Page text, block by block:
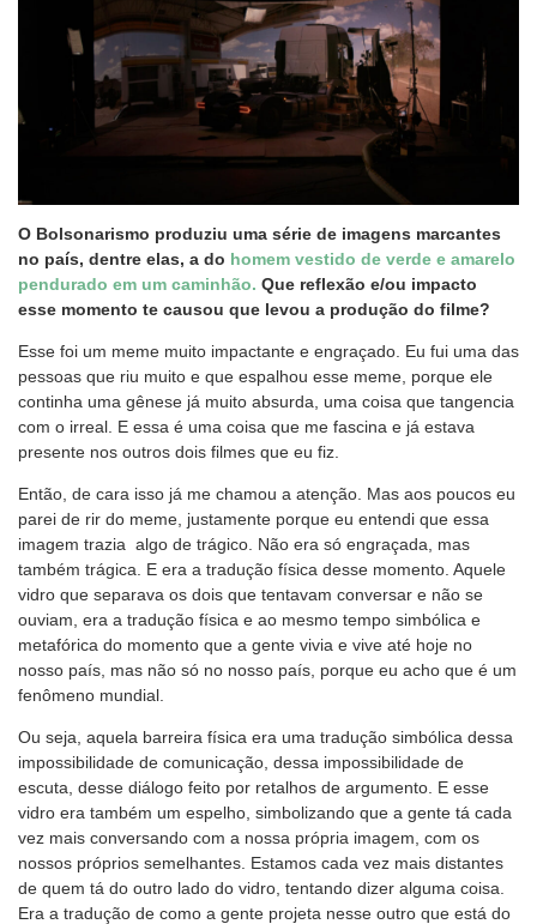
O Bolsonarismo produziu uma série de imagens marcantes
no país, dentre elas, a do homem vestido de verde e amarelo
pendurado em um caminhão. Que reflexão e/ou impacto
esse momento te causou que levou a produção do filme?
Esse foi um meme muito impactante e engraçado. Eu fui uma das
pessoas que riu muito e que espalhou esse meme, porque ele
continha uma gênese já muito absurda, uma coisa que tangencia
com o irreal. E essa é uma coisa que me fascina e já estava
presente nos outros dois filmes que eu fiz.
Então, de cara isso já me chamou a atenção. Mas aos poucos eu
parei de rir do meme, justamente porque eu entendi que essa
imagem trazia algo de trágico. Não era só engraçada, mas
também trágica. E era a tradução física desse momento. Aquele
vidro que separava os dois que tentavam conversar e não se
ouviam, era a tradução física e ao mesmo tempo simbólica e
metafórica do momento que a gente vivia e vive até hoje no
nosso país, mas não só no nosso país, porque eu acho que é um
fenômeno mundial.
Ou seja, aquela barreira física era uma tradução simbólica dessa
impossibilidade de comunicação, dessa impossibilidade de
escuta, desse diálogo feito por retalhos de argumento. E esse
vidro era também um espelho, simbolizando que a gente tá cada
vez mais conversando com a nossa própria imagem, com os
nossos próprios semelhantes. Estamos cada vez mais distantes
de quem tá do outro lado do vidro, tentando dizer alguma coisa.
Era a tradução de como a gente projeta nesse outro que está do